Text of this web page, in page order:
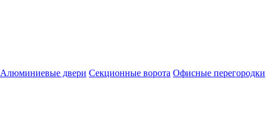
Алюминиевые двери Секционные ворота Офисные перегородки